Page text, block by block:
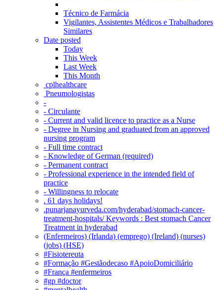
Técnico de Farmácia
Vigilantes, Assistentes Médicos e Trabalhadores
Similares
Date posted
Today
This Week
Last Week
This Month
‎ cplhealthcare‬
Pneumologistas
-
- Circulante
- Current and valid licence to practice as a Nurse
- Degree in Nursing and graduated from an approved
nursing program
- Full time contract
- Knowledge of German (required)
- Permanent contract
- Professional experience in the intended field of
practice
- Willingness to relocate
. 61 days holidays!
.punarjanayurveda.com/hyderabad/stomach-cancer-
treatment-hospitals/ Keywords : Best stomach Cancer
Treatment in hyderabad
(Enfermeiros) (Irlanda) (emprego) (Ireland) (nurses)
(jobs) (HSE)
#Fisiotereuta
#Formação #Gestãodecaso #ApoioDomiciliário
#França #enfermeiros
#gp #doctor